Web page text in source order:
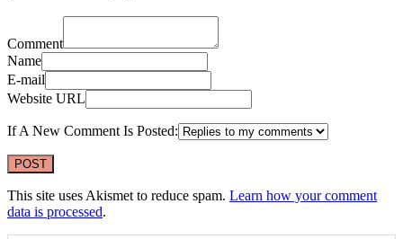
Comment
Name
E-mail
Website URL
If A New Comment Is Posted:
This site uses Akismet to reduce spam. Learn how your comment
data is processed.